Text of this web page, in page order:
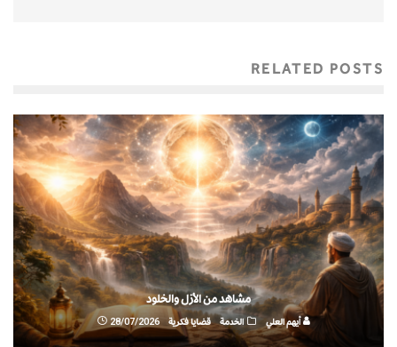
RELATED POSTS
مشاهد من الأزل والخلود
أيهم العلي الخدمة قضايا فكرية 28/07/2026